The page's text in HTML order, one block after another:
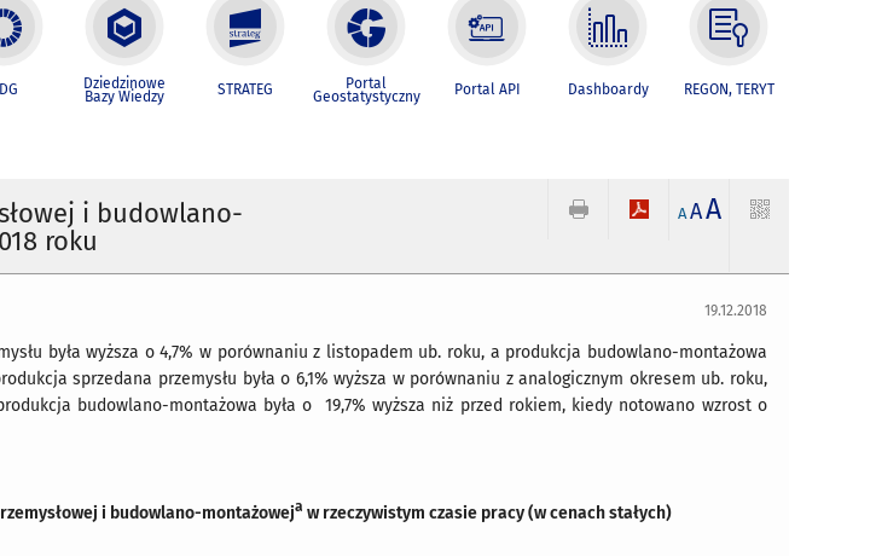
Dziedzinowe
Bazy Wiedzy STRATEG Portal
Geostatystyczny Portal API Dashboardy REGON, TERYT
i budowlano-
roku
A AA
19.12.2018
była wyższa o 4,7% w porównaniu z listopadem ub. roku, a produkcja budowlano-montażowa
sprzedana przemysłu była o 6,1% wyższa w porównaniu z analogicznym okresem ub. roku,
budowlano-montażowa była o 19,7% wyższa niż przed rokiem, kiedy notowano wzrost o
i budowlano-montażoweja w rzeczywistym czasie pracy (w cenach stałych)